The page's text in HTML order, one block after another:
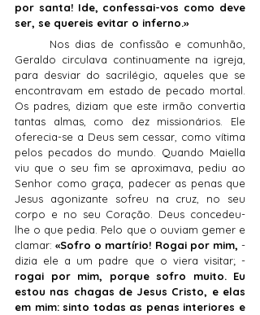
por santa! Ide, confessai-vos como deve
ser, se quereis evitar o inferno.»
Geraldo circulava continuamente na igreja,
para desviar do sacrilégio, aqueles que se
encontravam em estado de pecado mortal.
Os padres, diziam que este irmão convertia
tantas almas, como dez missionários. Ele
oferecia-se a Deus sem cessar, como vítima
pelos pecados do mundo. Quando Maiella
viu que o seu fim se aproximava, pediu ao
Senhor como graça, padecer as penas que
Jesus agonizante sofreu na cruz, no seu
corpo e no seu Coração. Deus concedeu-
lhe o que pedia. Pelo que o ouviam gemer e
clamar: «Sofro o martírio! Rogai por mim, -
rogai por mim, porque sofro muito. Eu
estou nas chagas de Jesus Cristo, e elas
em mim: sinto todas as penas interiores e